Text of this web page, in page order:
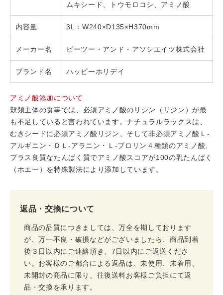
ムキシード、トウモロコシ、アミノ酸
内容量 3L：W240×D135×H370mm
メーカー名 ピーツー・アンド・アソシエイツ株式会社
ブランド名 ハッピーホリデイ
アミノ酸添加について
穀類主体の食事では、必須アミノ酸のリシン（リジン）が最
も不足していると言われています。ナチュラルラックスは、
むきシードに必須アミノ酸リジン、そして非必須アミノ酸Ｌ-
アルギニン・ＤＬ-アラニン・Ｌ-プロリン４種類のアミノ酸、
プラス良質なたんぱく質でアミノ酸スコアが100の乳たんぱく
（ホエー）を特殊製法により添加しています。
返品・交換について
商品の品質につきましては、万全を期しております
が、万一不良・破損などがございましたら、商品到着
後３日以内にご連絡頂き、7日以内にご返送くださ
い。お客様のご都合による返品は、未使用、未着用、
未開封の商品に限り、往復送料お客様ご負担にて返
品・交換を承ります。